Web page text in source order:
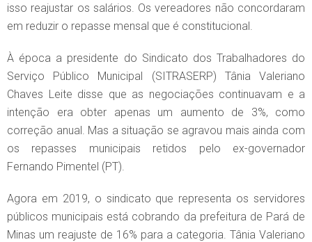
isso reajustar os salários. Os vereadores não concordaram
em reduzir o repasse mensal que é constitucional.
À época a presidente do Sindicato dos Trabalhadores do
Serviço Público Municipal (SITRASERP) Tânia Valeriano
Chaves Leite disse que as negociações continuavam e a
intenção era obter apenas um aumento de 3%, como
correção anual. Mas a situação se agravou mais ainda com
os repasses municipais retidos pelo ex-governador
Fernando Pimentel (PT).
Agora em 2019, o sindicato que representa os servidores
públicos municipais está cobrando da prefeitura de Pará de
Minas um reajuste de 16% para a categoria. Tânia Valeriano